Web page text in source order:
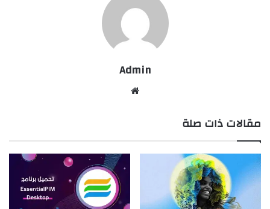
Admin
مقالات ذات صلة